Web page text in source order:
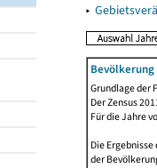
▸
Grundlage der
Der Zensus
Für die Jahre
Die
der